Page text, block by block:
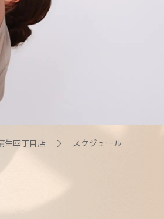
生四丁目店 ＞ スケジュール